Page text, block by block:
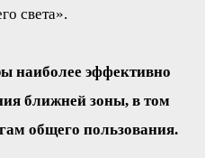
света».
наиболее эффективно
ближней зоны, в том
общего пользования.